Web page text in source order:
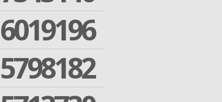
6019196
5798182